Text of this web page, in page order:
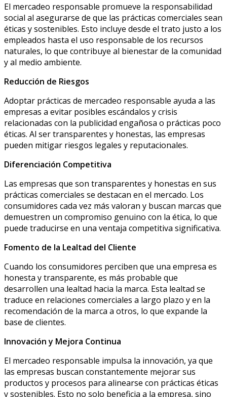
El mercadeo responsable promueve la responsabilidad
social al asegurarse de que las prácticas comerciales sean
éticas y sostenibles. Esto incluye desde el trato justo a los
empleados hasta el uso responsable de los recursos
naturales, lo que contribuye al bienestar de la comunidad
y al medio ambiente.
Reducción de Riesgos
Adoptar prácticas de mercadeo responsable ayuda a las
empresas a evitar posibles escándalos y crisis
relacionadas con la publicidad engañosa o prácticas poco
éticas. Al ser transparentes y honestas, las empresas
pueden mitigar riesgos legales y reputacionales.
Diferenciación Competitiva
Las empresas que son transparentes y honestas en sus
prácticas comerciales se destacan en el mercado. Los
consumidores cada vez más valoran y buscan marcas que
demuestren un compromiso genuino con la ética, lo que
puede traducirse en una ventaja competitiva significativa.
Fomento de la Lealtad del Cliente
Cuando los consumidores perciben que una empresa es
honesta y transparente, es más probable que
desarrollen una lealtad hacia la marca. Esta lealtad se
traduce en relaciones comerciales a largo plazo y en la
recomendación de la marca a otros, lo que expande la
base de clientes.
Innovación y Mejora Continua
El mercadeo responsable impulsa la innovación, ya que
las empresas buscan constantemente mejorar sus
productos y procesos para alinearse con prácticas éticas
y sostenibles. Esto no solo beneficia a la empresa, sino